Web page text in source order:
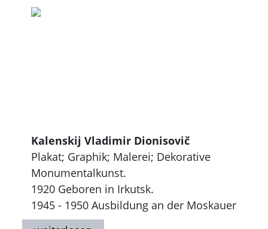
Kalenskij Vladimir Dionisovič
Plakat; Graphik; Malerei; Dekorative
Monumentalkunst.
1920 Geboren in Irkutsk.
1945 - 1950 Ausbildung an der Moskauer
Höheren Künstlerisch-industriellen